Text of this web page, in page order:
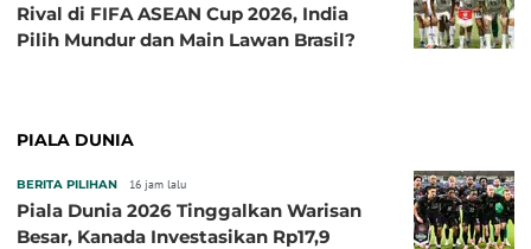
Rival di FIFA ASEAN Cup 2026, India
Pilih Mundur dan Main Lawan Brasil?
PIALA DUNIA
BERITA PILIHAN 16 jam lalu
Piala Dunia 2026 Tinggalkan Warisan
Besar, Kanada Investasikan Rp17,9